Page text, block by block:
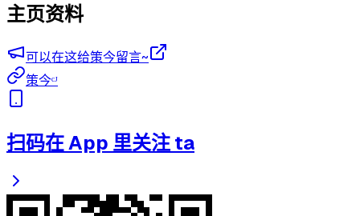
主页资料
可以在这给策今留言~
策今ᶜᴶ
扫码在 App 里关注 ta